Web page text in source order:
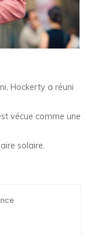
Hockerty a réuni
vécue comme une
solaire.